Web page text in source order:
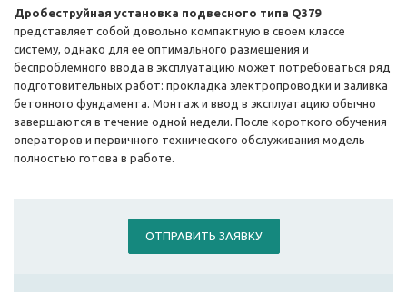
Дробеструйная установка подвесного типа Q379
представляет собой довольно компактную в своем классе
систему, однако для ее оптимального размещения и
беспроблемного ввода в эксплуатацию может потребоваться ряд
подготовительных работ: прокладка электропроводки и заливка
бетонного фундамента. Монтаж и ввод в эксплуатацию обычно
завершаются в течение одной недели. После короткого обучения
операторов и первичного технического обслуживания модель
полностью готова в работе.
ОТПРАВИТЬ ЗАЯВКУ